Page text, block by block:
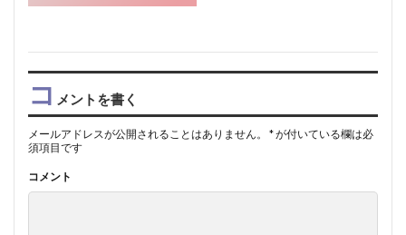
コ メントを書く
メールアドレスが公開されることはありません。 *が付いている欄は必
須項目です
コメント